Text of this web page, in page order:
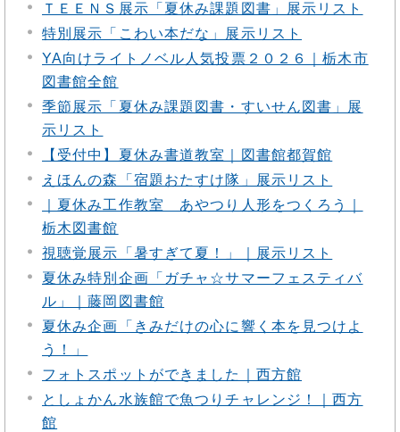
ＴＥＥＮＳ展示「夏休み課題図書」展示リスト
特別展示「こわい本だな」展示リスト
YA向けライトノベル人気投票２０２６｜栃木市
図書館全館
季節展示「夏休み課題図書・すいせん図書」展
示リスト
【受付中】夏休み書道教室｜図書館都賀館
えほんの森「宿題おたすけ隊」展示リスト
｜夏休み工作教室 あやつり人形をつくろう｜
栃木図書館
視聴覚展示「暑すぎて夏！」｜展示リスト
夏休み特別企画「ガチャ☆サマーフェスティバ
ル」｜藤岡図書館
夏休み企画「きみだけの心に響く本を見つけよ
う！」
フォトスポットができました｜西方館
としょかん水族館で魚つりチャレンジ！｜西方
館